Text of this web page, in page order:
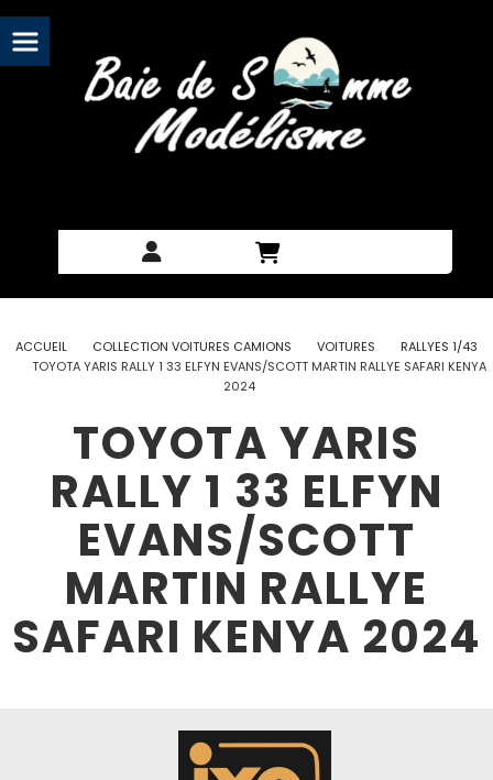
ACCUEIL COLLECTION VOITURES CAMIONS VOITURES
RALLYES 1/43
TOYOTA YARIS RALLY 1 33 ELFYN EVANS/SCOTT MARTIN RALLYE SAFARI KENYA
2024
TOYOTA YARIS
RALLY 1 33 ELFYN
EVANS/SCOTT
MARTIN RALLYE
SAFARI KENYA 2024